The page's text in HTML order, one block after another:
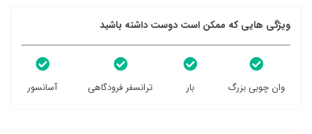
ویژگی هایی که ممکن است دوست داشته باشید
وان چوبی بزرگ بار ترانسفر فرودگاهی آسانسور